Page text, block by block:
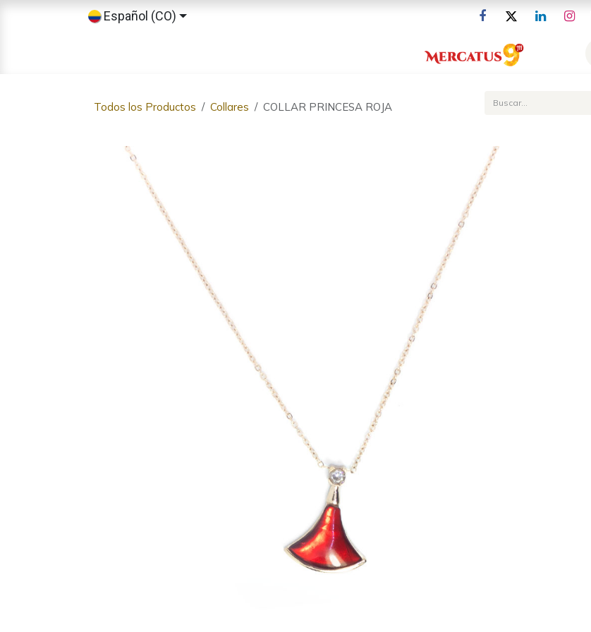
Español (CO)
Todos los Productos Collares COLLAR PRINCESA ROJA